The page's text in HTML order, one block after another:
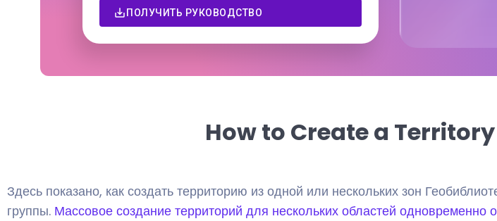
ПОЛУЧИТЬ РУКОВОДСТВО
How to Create a
Здесь показано, как создать территорию из одной или нескольких зон
группы. Массовое создание территорий для нескольких областей